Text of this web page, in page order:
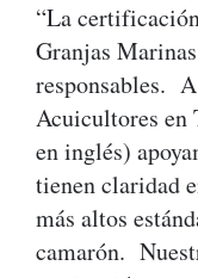
“La
Granjas
responsables.
Acuicultores en
en inglés)
tienen claridad
más altos
camarón.